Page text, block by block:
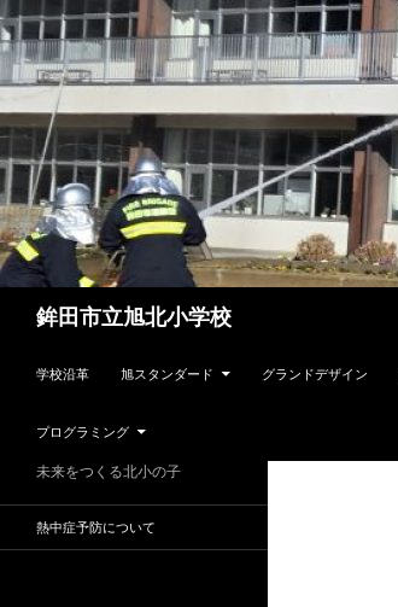
鉾田市立旭北小学校
学校沿革
旭スタンダード グランドデザイン
プログラミング
未来をつくる北小の子
熱中症予防について